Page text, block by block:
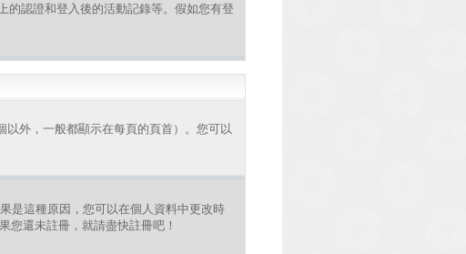
的認證和登入後的活動記錄等。假如您有登
以外，一般都顯示在每頁的頁首）。您可以
是這種原因，您可以在個人資料中更改時
您還未註冊，就請盡快註冊吧！